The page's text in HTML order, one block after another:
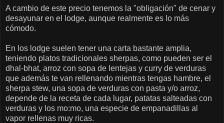
A cambio de este precio tenemos la "obligación" de cenar y
desayunar en el lodge, aunque realmente es lo más
cómodo.
En los lodge suelen tener una carta bastante amplia,
teniendo platos tradicionales sherpas, como pueden ser el
dhal-bhat, arroz con sopa de lentejas y curry de verduras
que además te van rellenando mientras tengas hambre, el
sherpa stew, una sopa de verduras con pasta y/o arroz,
depende de la receta de cada lugar, patatas salteadas con
verduras y los mo:mo, una especie de empanadillas al
vapor rellenas muy ricas.